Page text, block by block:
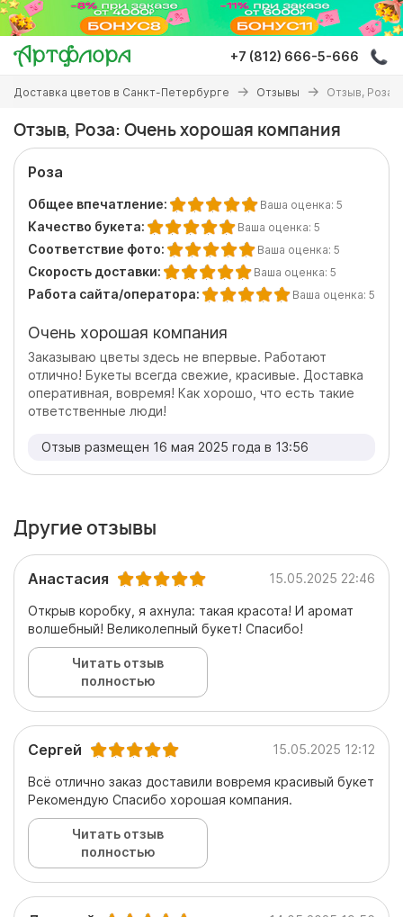
Перейти
основному
содержанию
+7 (812) 666-5-666
Вы
здесь
Доставка цветов в Санкт-Петербурге Отзывы Отзыв, Роза:
Отзыв, Роза: Очень хорошая компания
Роза
Общее впечатление: Ваша оценка: 5
Качество букета: Ваша оценка: 5
Соответствие фото: Ваша оценка: 5
Скорость доставки: Ваша оценка: 5
Работа сайта/оператора: Ваша оценка: 5
Очень хорошая компания
Заказываю цветы здесь не впервые. Работают
отлично! Букеты всегда свежие, красивые. Доставка
оперативная, вовремя! Как хорошо, что есть такие
ответственные люди!
Отзыв размещен 16 мая 2025 года в 13:56
Другие отзывы
Анастасия 15.05.2025 22:46
Открыв коробку, я ахнула: такая красота! И аромат
волшебный! Великолепный букет! Спасибо!
Читать отзыв
полностью
Сергей 15.05.2025 12:12
Всё отлично заказ доставили вовремя красивый букет
Рекомендую Спасибо хорошая компания.
Читать отзыв
полностью